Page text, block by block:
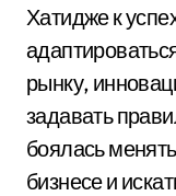
Хатидже к
рынку,
задавать
боялась
бизнесе и